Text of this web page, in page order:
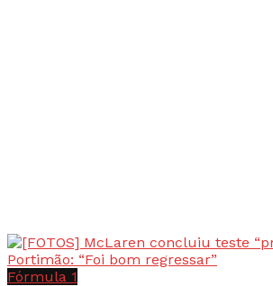
Fórmula 1